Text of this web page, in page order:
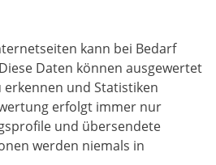
kann bei Bedarf
Daten können ausgewertet
und Statistiken
erfolgt immer nur
und übersendete
werden niemals in